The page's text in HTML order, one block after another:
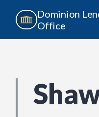
Dominion
Office